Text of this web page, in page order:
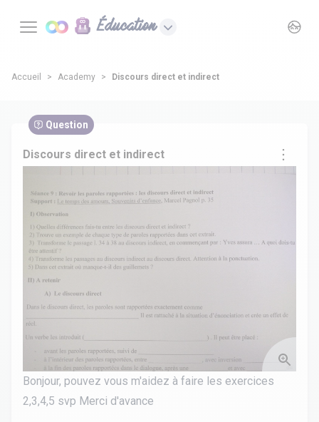
Éducation
Accueil Academy Discours direct et indirect
Question
Discours direct et indirect
Bonjour, pouvez vous m'aidez à faire les exercices
2,3,4,5 svp Merci d'avance